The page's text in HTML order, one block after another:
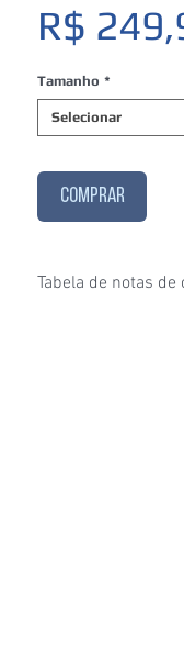
R$
Tamanho *
Selecionar
COMPRAR
Tabela de notas de